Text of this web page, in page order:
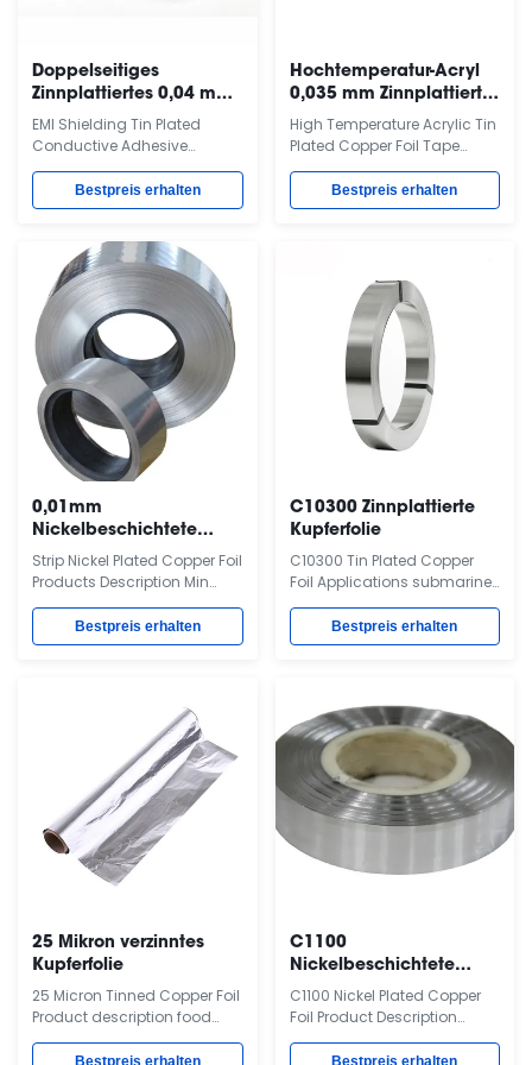
Doppelseitiges
Zinnplattiertes 0,04 mm
leitfähiges Kupferband
EMI Shielding Tin Plated
Conductive Adhesive
Copper Tape Product
Description Tin-Plated
Copper Foil Tape 1183
soft tin-plated copper foil
backing and an electrically
conductive, pressure-
sensitive acrylic adhesive.
This tape is supplied on a
removable liner for easy ...
Bestpreis erhalten
Hochtemperatur-Acryl
0,035 mm Zinnplattiert
Kupferfolie
High Temperature Acrylic Tin
Plated Copper Foil Tape
Product Description Charge-
Collection Solar Tapes are
made from tin-plated
solar applications requiring
z-axis conductivity. These
tapes can be applied at
high speeds ...
Bestpreis erhalten
0,01mm
Nickelbeschichtete
Kupferfolie
Strip Nickel Plated Copper Foil
Products Description Min
thickness:0.01mm little order
can accept Specification of
red copper strip we supply:
width:610mm With the
assistance of our advanced
technology, we offer quality
range of Copper Strips ...
Bestpreis erhalten
C10300 Zinnplattierte
Kupferfolie
C10300 Tin Plated Copper
Foil Applications submarine
fibre optic cable,
Longitudinally welded
cables, Radio
cable, Components for the
electrical industry, Heat Sinks
Description Of Copper & Tin
plating Copper (Cu) is used
to coat zinc, aluminium, and
Bestpreis erhalten
25 Mikron verzinntes
Kupferfolie
25 Micron Tinned Copper Foil
Product description food
packaging foil are widely
used in family kitchens,
Bestpreis erhalten
C1100
Nickelbeschichtete
Kupferfolie
C1100 Nickel Plated Copper
Foil Product Description
Copper: T2(C1100) Alloy
elements Cu+Ag Bi Sb As Fe
Bestpreis erhalten